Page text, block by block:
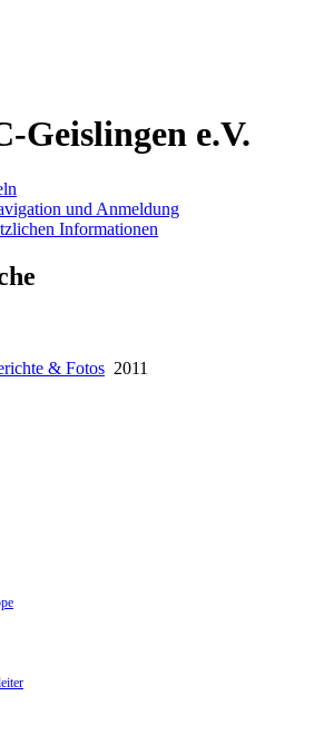
Geislingen e.V.
und Anmeldung
Informationen
& Fotos 2011